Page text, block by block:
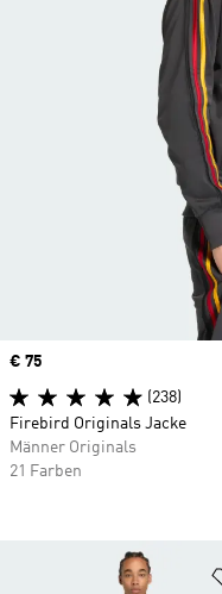
Price
€ 75
(238)
Firebird Originals Jacke
Männer Originals
21 Farben